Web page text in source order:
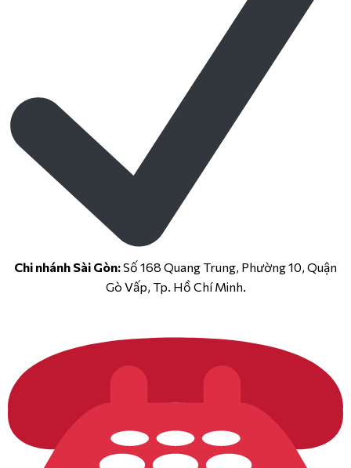
Chi nhánh Sài Gòn:Số 168 Quang Trung, Phường 10, Quận
Gò Vấp, Tp. Hồ Chí Minh.